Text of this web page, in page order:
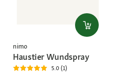
nimo
Haustier Wundspray
5.0 (1)